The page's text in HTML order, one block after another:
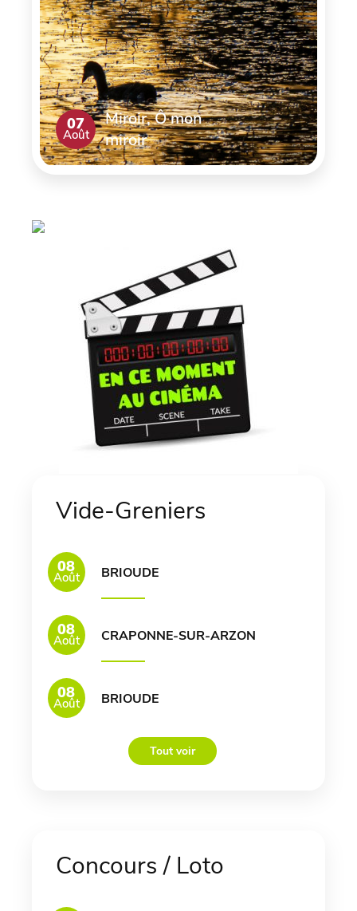
07
Août
Miroir, Ô mon
miroir
Vide-Greniers
08
Août BRIOUDE
08
Août CRAPONNE-SUR-ARZON
08
Août BRIOUDE
Tout voir
Concours / Loto